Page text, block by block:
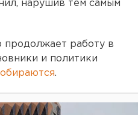
нарушив тем самым
продолжает работу в
и политики
.